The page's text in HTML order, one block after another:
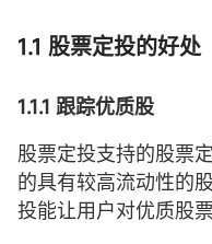
1.1 股票定投的好处
1.1.1 跟踪优质股
股票定投支持的股票
的具有较高流动性的
投能让用户对优质股